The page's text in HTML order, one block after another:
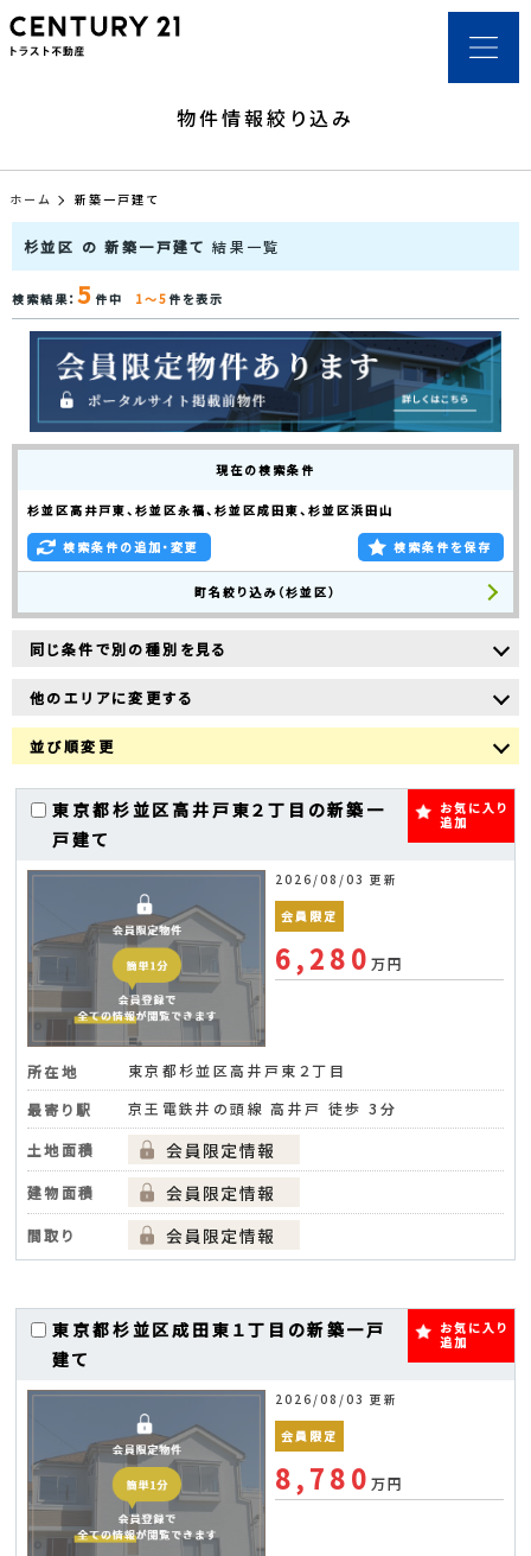
物件情報絞り込み
ホーム 新築一戸建て
杉並区 の 新築一戸建て結果一覧
検索結果： 5 件中 1～5件を表示
現在の検索条件
杉並区高井戸東、杉並区永福、杉並区成田東、杉並区浜田山
検索条件の追加・変更 検索条件を保存
町名絞り込み（杉並区）
同じ条件で別の種別を見る
他のエリアに変更する
並び順変更
東京都杉並区高井戸東２丁目の新築一
戸建て
お気に入り
追加
2026/08/03 更新
会員限定
6,280万円
所在地
東京都杉並区高井戸東２丁目
最寄り駅
京王電鉄井の頭線 高井戸 徒歩 3分
土地面積
建物面積
間取り
東京都杉並区成田東１丁目の新築一戸
建て
お気に入り
追加
2026/08/03 更新
会員限定
8,780万円